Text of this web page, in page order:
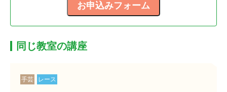
同じ教室の講座
手芸 レース